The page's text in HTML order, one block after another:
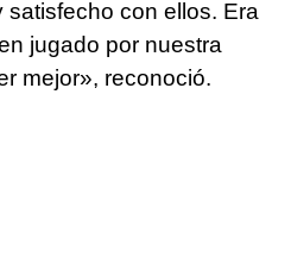
con ellos. Era
jugado por nuestra
mejor», reconoció.